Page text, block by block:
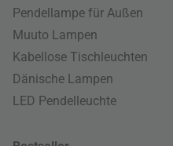
Pendellampe für Außen
Muuto Lampen
Kabellose Tischleuchten
Dänische Lampen
LED Pendelleuchte